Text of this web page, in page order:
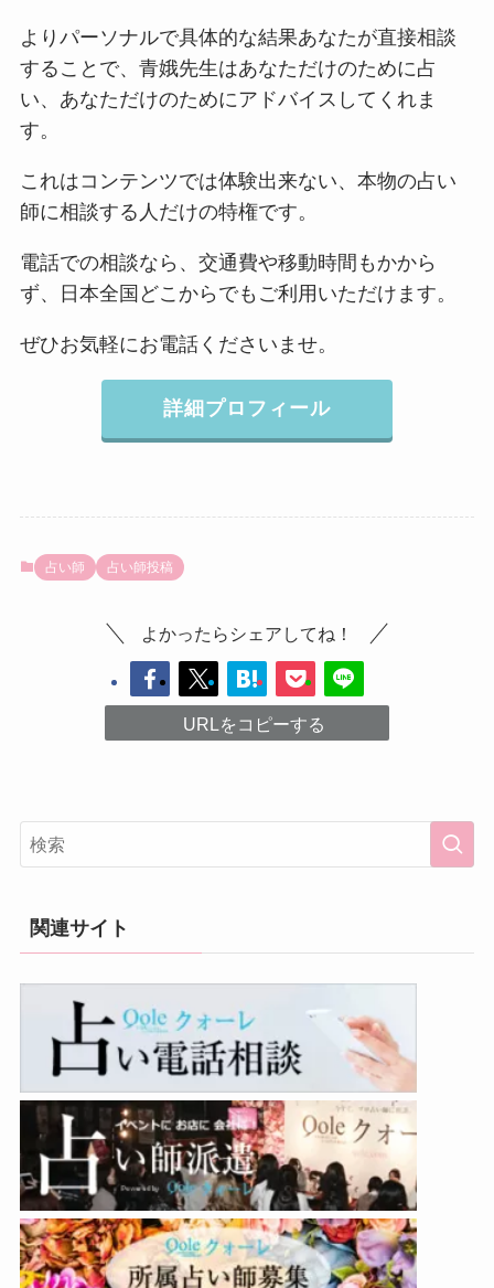
よりパーソナルで具体的な結果あなたが直接相談
することで、青娥先生はあなただけのために占
い、あなただけのためにアドバイスしてくれま
す。
これはコンテンツでは体験出来ない、本物の占い
師に相談する人だけの特権です。
電話での相談なら、交通費や移動時間もかから
ず、日本全国どこからでもご利用いただけます。
ぜひお気軽にお電話くださいませ。
詳細プロフィール
占い師 占い師投稿
よかったらシェアしてね！
URLをコピーする
関連サイト